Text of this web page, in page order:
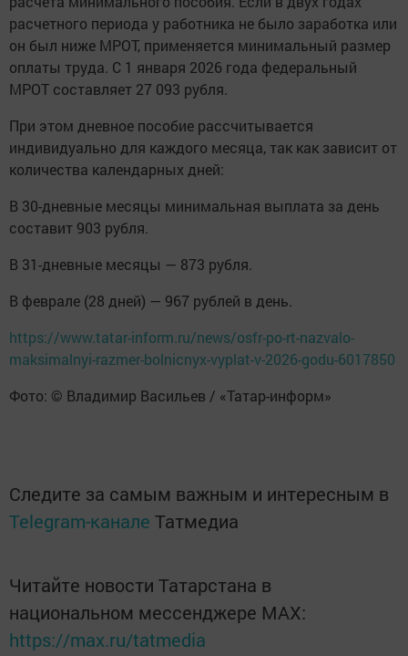
расчетного периода у работника не было заработка или
он был ниже МРОТ, применяется минимальный размер
оплаты труда. С 1 января 2026 года федеральный
МРОТ составляет 27 093 рубля.
При этом дневное пособие рассчитывается
индивидуально для каждого месяца, так как зависит от
количества календарных дней:
В 30-дневные месяцы минимальная выплата за день
составит 903 рубля.
В 31-дневные месяцы — 873 рубля.
В феврале (28 дней) — 967 рублей в день.
https://www.tatar-inform.ru/news/osfr-po-rt-nazvalo-
maksimalnyi-razmer-bolnicnyx-vyplat-v-2026-godu-6017850
Фото: © Владимир Васильев / «Татар-информ»
Следите за самым важным и интересным в
Telegram-канале Татмедиа
Читайте новости Татарстана в
национальном мессенджере MАХ:
https://max.ru/tatmedia